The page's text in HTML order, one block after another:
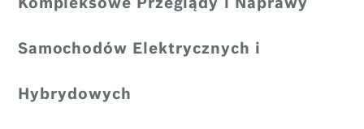
Samochodów Elektrycznych i
Hybrydowych